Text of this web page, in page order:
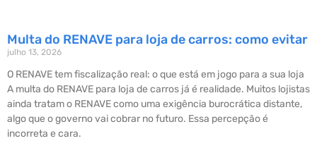
Multa do RENAVE para loja de carros: como evitar
julho 13, 2026
O RENAVE tem fiscalização real: o que está em jogo para a sua loja
A multa do RENAVE para loja de carros já é realidade. Muitos lojistas
ainda tratam o RENAVE como uma exigência burocrática distante,
algo que o governo vai cobrar no futuro. Essa percepção é
incorreta e cara.